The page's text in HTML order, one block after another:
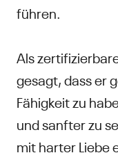
führen.
Als
gesagt, dass er
Fähigkeit zu
und sanfter zu
mit harter Liebe